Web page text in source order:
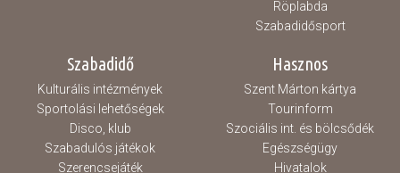
Röplabda
Szabadidősport
Szabadidő
Kulturális intézmények
Sportolási lehetőségek
Disco, klub
Szabadulós játékok
Szerencsejáték
Hasznos
Szent Márton kártya
Tourinform
Szociális int. és bölcsődék
Egészségügy
Hivatalok